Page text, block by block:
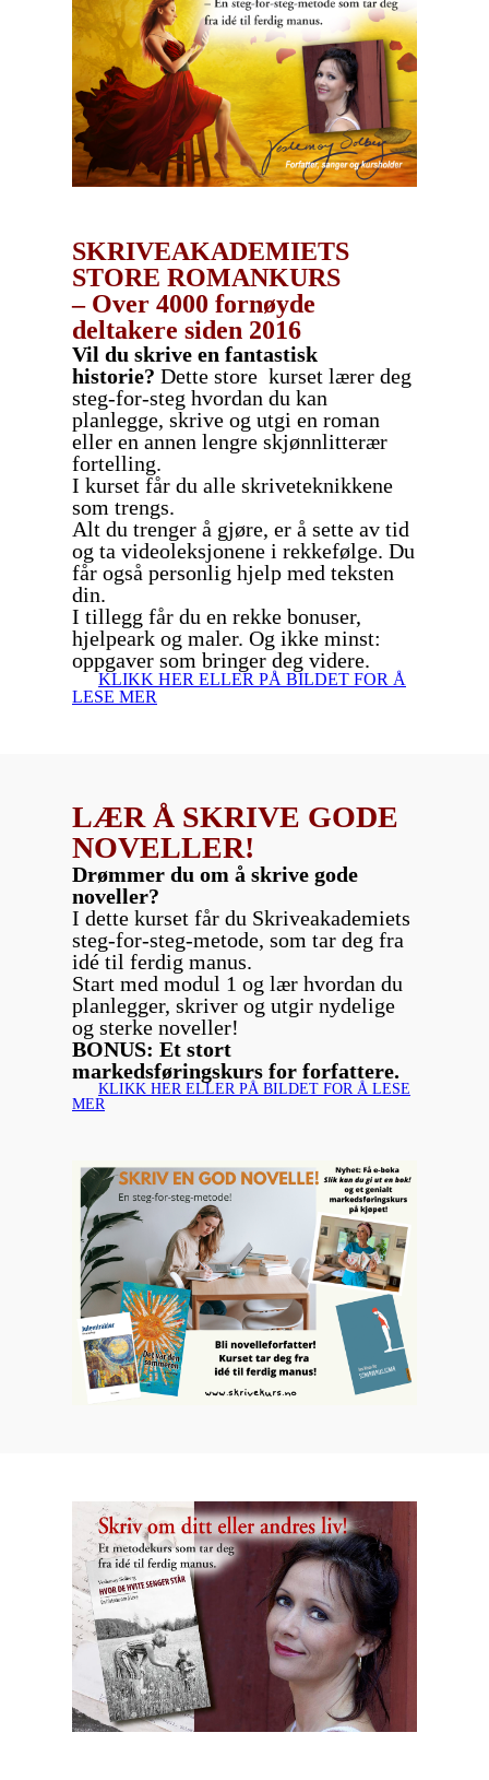
SKRIVEAKADEMIETS
STORE ROMANKURS
– Over 4000 fornøyde
deltakere siden 2016
Vil du skrive en fantastisk
historie? Dette store kurset lærer deg
steg-for-steg hvordan du kan
planlegge, skrive og utgi en roman
eller en annen lengre skjønnlitterær
fortelling.
I kurset får du alle skriveteknikkene
som trengs.
Alt du trenger å gjøre, er å sette av tid
og ta videoleksjonene i rekkefølge. Du
får også personlig hjelp med teksten
din.
I tillegg får du en rekke bonuser,
hjelpeark og maler. Og ikke minst:
oppgaver som bringer deg videre.
KLIKK HER ELLER PÅ BILDET FOR Å
LESE MER
LÆR Å SKRIVE GODE
NOVELLER!
Drømmer du om å skrive gode
noveller?
I dette kurset får du Skriveakademiets
steg-for-steg-metode, som tar deg fra
idé til ferdig manus.
Start med modul 1 og lær hvordan du
planlegger, skriver og utgir nydelige
og sterke noveller!
BONUS: Et stort
markedsføringskurs for forfattere.
KLIKK HER ELLER PÅ BILDET FOR Å LESE
MER